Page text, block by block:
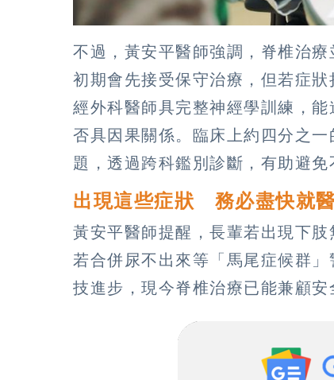
不過，黃安平醫師強調，脊椎治
初期會先接受保守治療，但若症
經外科醫師具完整神經學訓練，
否具因果關係。臨床上約四分之
題，透過跨科鑑別診斷，有助避免
出現這些症狀 務必盡快就
黃安平醫師提醒，長輩若出現下
若合併尿不出來等「馬尾症候群
技進步，現今脊椎治療已能兼顧安